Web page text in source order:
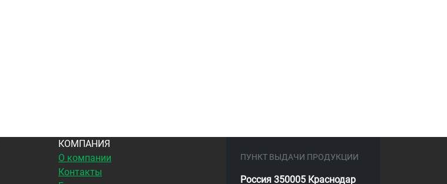
КОМПАНИЯ
О компании
Контакты
ПУНКТ ВЫДАЧИ ПРОДУКЦИИ
Россия 350005 Краснодар